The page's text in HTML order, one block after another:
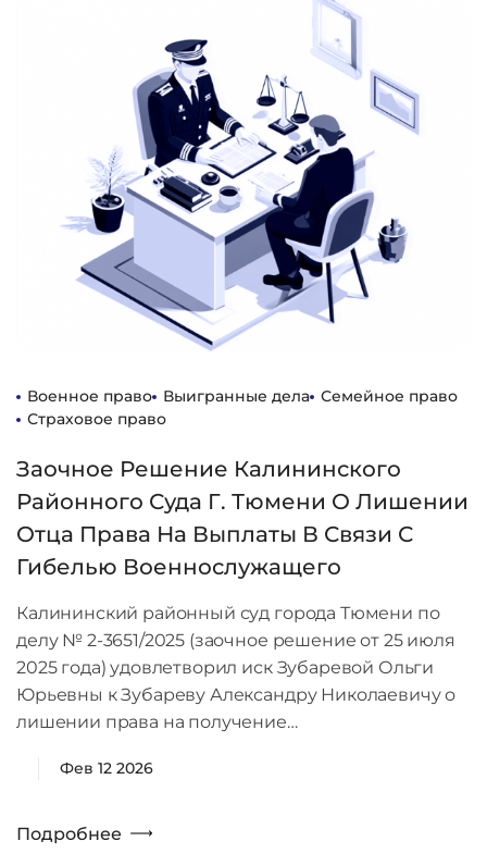
Военное право Выигранные дела Семейное право
Страховое право
Заочное Решение Калининского
Районного Суда Г. Тюмени О Лишении
Отца Права На Выплаты В Связи С
Гибелью Военнослужащего
Калининский районный суд города Тюмени по
делу № 2-3651/2025 (заочное решение от 25 июля
2025 года) удовлетворил иск Зубаревой Ольги
Юрьевны к Зубареву Александру Николаевичу о
лишении права на получение…
Фев 12 2026
Подробнее